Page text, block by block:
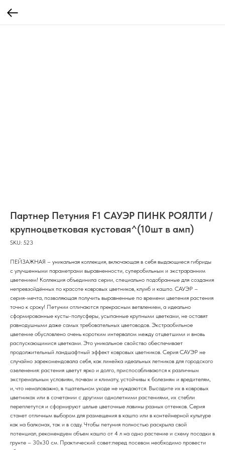
Партнер Петуния F1 САУЭР ПИНК РОЯЛТИ /
крупноцветковая кустовая^(10шт в амп)
SKU: 523
ПЕЙЗАЖНАЯ – уникальная коллекция, включающая в себя выдающиеся гибриды
с улучшенными параметрами выравненности, суперобильным и экстраранним
цветением! Коллекция объединила серии, специально подобранные для создания
непревзойдённых по красоте ковровых цветников, клумб и кашпо. САУЭР –
серия-мечта, позволяющая получить выравненные по времени цветения растения
точно к сроку! Петунии отличаются прекрасным ветвлением, а идеально
сформированные кусты-полусферы, усыпанные крупными цветками, не оставят
равнодушными даже самых требовательных цветоводов. Экстраобильное
цветение обусловлено очень коротким интервалом между отцветшими и вновь
распускающимися цветками. Это уникальное свойство обеспечивает
продолжительный ландшафтный эффект ковровых цветников. Серия САУЭР не
случайно зарекомендовала себя, как линейка идеальных летников для городского
озеленения: растения цветут ярко и долго, приспосабливаются к различным
экстремальным условиям, почвам и климату, устойчивы к болезням и вредителям,
и, что немаловажно, в тщательном уходе не нуждаются. Высадите их в ковровых
цветниках или в сочетании с другими однолетними растениями, их стебли
переплетутся и сформируют целые цветочные лавины разных оттенков. Серия
станет отличным выбором для размещения в кашпо или в контейнерной культуре
как на балконах, так и в саду. Чтобы петуния полностью раскрыла свой
потенциал, рекомендуем объем кашпо от 4 л на одно растение и схему посадки в
грунте – 30х30 см. Практический совет:перед посевом необходимо провести